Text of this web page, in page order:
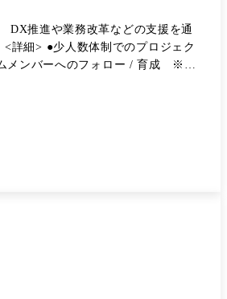
DX推進や業務改革などの支援を通
ムメンバーへのフォロー / 育成 ※入
略の再構築を支援。 分析を通じた
マニュアル整備を通じて、顧客側
験を積みながら専門性を高め、そ